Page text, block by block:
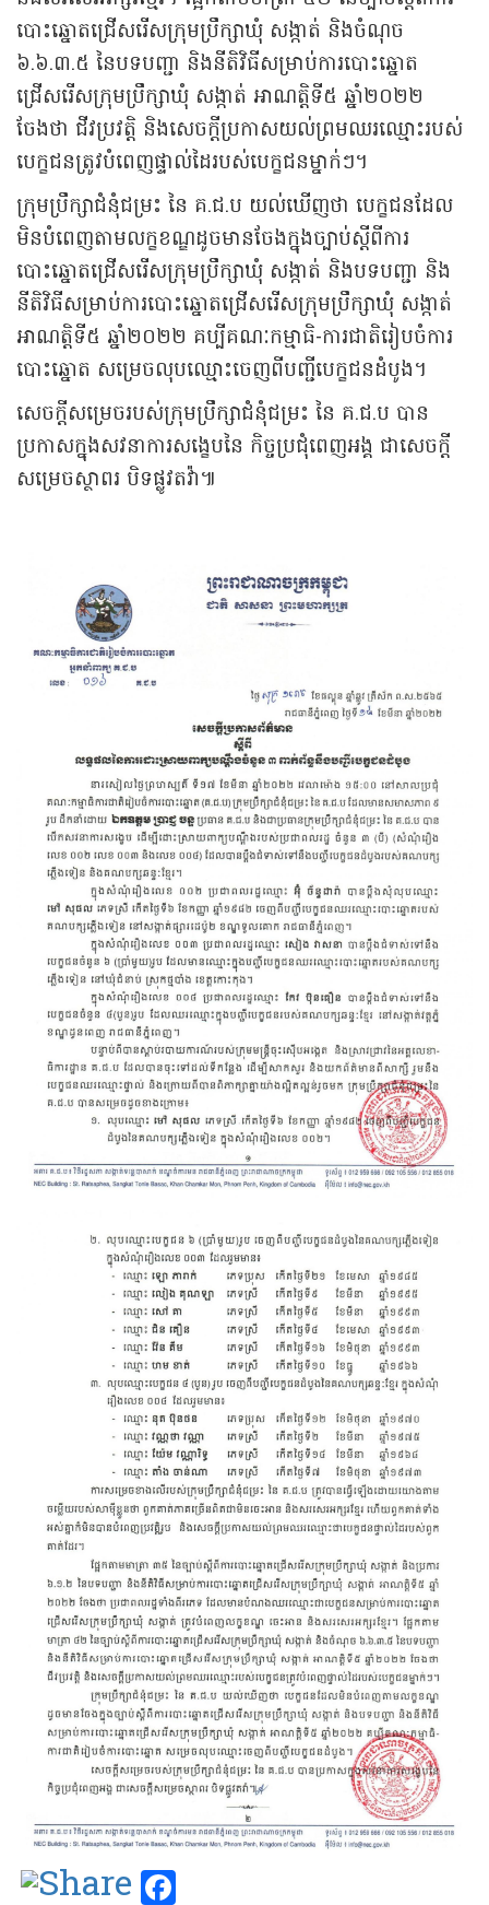
បោះឆ្នោតជ្រើសរើសក្រុមប្រឹក្សាឃុំ សង្កាត់ និងចំណុច
៦.៦.៣.៥ នៃបទបញ្ជា និងនីតិវិធីសម្រាប់ការបោះឆ្នោត
ជ្រើសរើសក្រុមប្រឹក្សាឃុំ សង្កាត់ អាណត្តិទី៥ ឆ្នាំ២០២២
ចែងថា ជីវប្រវត្តិ និងសេចក្ដីប្រកាសយល់ព្រមឈរឈ្មោះរបស់
បេក្ខជនត្រូវបំពេញផ្ទាល់ដៃរបស់បេក្ខជនម្នាក់ៗ។
ក្រុមប្រឹក្សាជំនុំជម្រះ នៃ គ.ជ.ប យល់ឃើញថា បេក្ខជនដែល
មិនបំពេញតាមលក្ខខណ្ឌដូចមានចែងក្នុងច្បាប់ស្ដីពីការ
បោះឆ្នោតជ្រើសរើសក្រុមប្រឹក្សាឃុំ សង្កាត់ និងបទបញ្ជា និង
នីតិវិធីសម្រាប់ការបោះឆ្នោតជ្រើសរើសក្រុមប្រឹក្សាឃុំ សង្កាត់
អាណត្តិទី៥ ឆ្នាំ២០២២ គប្បីគណៈកម្មាធិ-ការជាតិរៀបចំការ
បោះឆ្នោត សម្រេចលុបឈ្មោះចេញពីបញ្ជីបេក្ខជនដំបូង។
សេចក្តីសម្រេចរបស់ក្រុមប្រឹក្សាជំនុំជម្រះ នៃ គ.ជ.ប បាន
ប្រកាសក្នុងសវនាការសង្ខេបនៃ កិច្ចប្រជុំពេញអង្គ ជាសេចក្តី
សម្រេចស្ថាពរ បិទផ្លូវតវ៉ា៕